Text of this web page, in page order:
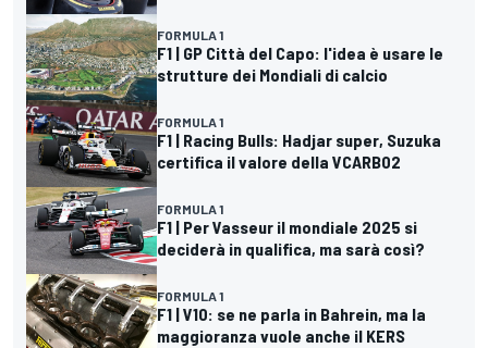
FORMULA 1
F1 | GP Città del Capo: l'idea è usare le
strutture dei Mondiali di calcio
FORMULA 1
F1 | Racing Bulls: Hadjar super, Suzuka
certifica il valore della VCARB02
FORMULA 1
F1 | Per Vasseur il mondiale 2025 si
deciderà in qualifica, ma sarà così?
FORMULA 1
F1 | V10: se ne parla in Bahrein, ma la
maggioranza vuole anche il KERS